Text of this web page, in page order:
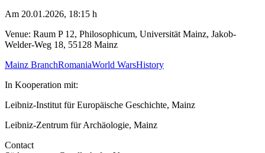
Am 20.01.2026, 18:15 h
Venue: Raum P 12, Philosophicum, Universität Mainz, Jakob-
Welder-Weg 18, 55128 Mainz
Mainz BranchRomaniaWorld WarsHistory
In Kooperation mit:
Leibniz-Institut für Europäische Geschichte, Mainz
Leibniz-Zentrum für Archäologie, Mainz
Contact